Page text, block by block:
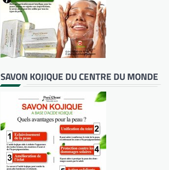
SAVON KOJIQUE DU CENTRE DU MONDE